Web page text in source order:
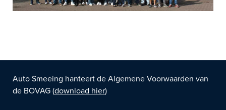
Auto Smeeing hanteert de Algemene Voorwaarden van
de BOVAG (download hier)